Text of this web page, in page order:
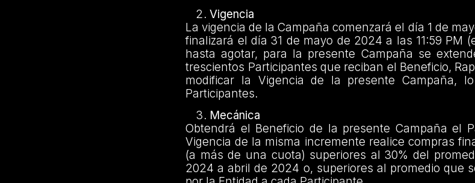
Vigencia
La vigencia de la Campaña comenzará el día 1 de
finalizará el día 31 de mayo de 2024 a las 11:59 PM
hasta agotar, para la presente Campaña se
trescientos Participantes que reciban el Beneficio,
modificar la Vigencia de la presente Campaña,
Participantes.
Mecánica
Obtendrá el Beneficio de la presente Campaña el
Vigencia de la misma incremente realice compras
(a más de una cuota) superiores al 30% del
2024 a abril de 2024 o, superiores al promedio que